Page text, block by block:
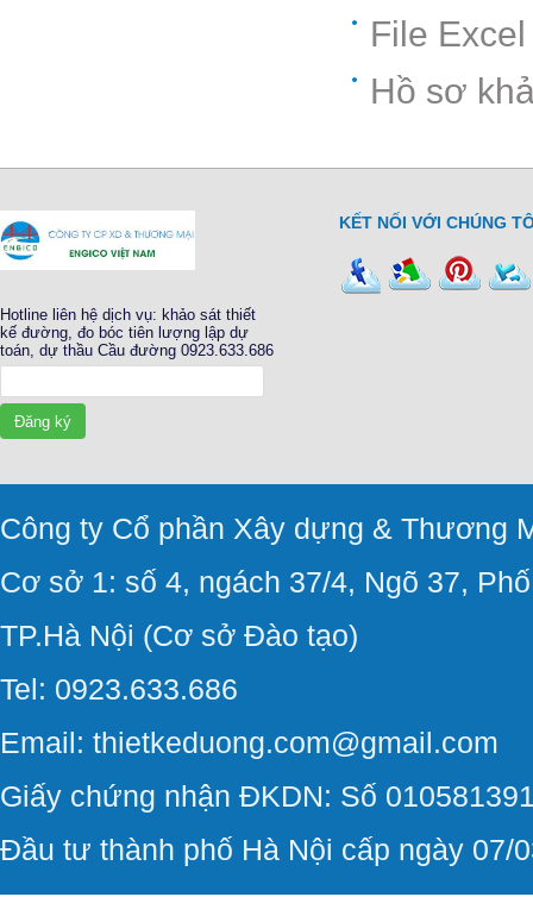
File
Hồ sơ
Hotline liên hệ dịch vụ: khảo sát thiết
kế đường, đo bóc tiên lượng lập dự
toán, dự thầu Cầu đường 0923.633.686
Đăng ký
KẾT NỐI VỚI CHÚNG
Công ty Cổ phần Xây dựng & Thương
Cơ sở 1: số 4, ngách 37/4, Ngõ 37,
TP.Hà Nội (Cơ sở Đào tạo)
Tel: 0923.633.686
Email: thietkeduong.com@gmail.com
Giấy chứng nhận ĐKDN: Số
Đầu tư thành phố Hà Nội cấp ngày 07/